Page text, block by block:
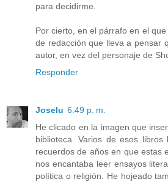
para decidirme.
Por cierto, en el párrafo en el
de redacción que lleva a pensar
autor, en vez del personaje de
Responder
Joselu 6:49 p. m.
He clicado en la imagen que
biblioteca. Varios de esos
recuerdos de años en que estas
nos encantaba leer ensayos
política o religión. He hojeado